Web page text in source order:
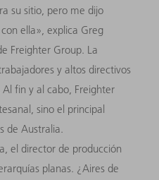
su sitio, pero me dijo
ella», explica Greg
Freighter Group. La
y altos directivos
fin y al cabo, Freighter
sino el principal
de Australia.
el director de producción
planas. ¿Aires de